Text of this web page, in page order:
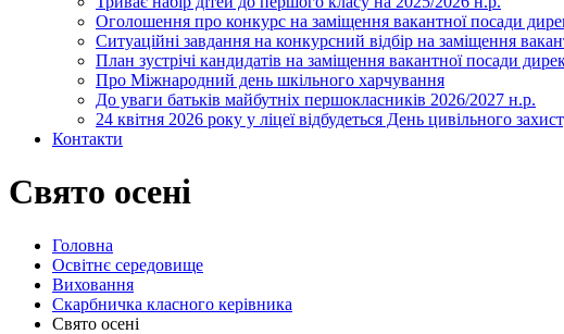
Оголошення про конкурс на заміщення вакантної посади
Ситуаційні завдання на конкурсний відбір на заміщення
План зустрічі кандидатів на заміщення вакантної посади
Про Міжнародний день шкільного харчування
До уваги батьків майбутніх першокласників 2026/2027 н.р.
24 квітня 2026 року у ліцеї відбудеться День цивільного
Контакти
Свято осені
Головна
Освітнє середовище
Виховання
Скарбничка класного керівника
Свято осені